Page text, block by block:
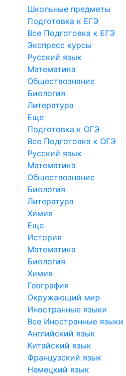
Школьные предметы
Подготовка к ЕГЭ
Все Подготовка к ЕГЭ
Экспресс курсы
Русский язык
Математика
Обществознание
Биология
Литература
Еще
Подготовка к ОГЭ
Все Подготовка к ОГЭ
Русский язык
Математика
Обществознание
Биология
Литература
Химия
Еще
История
Математика
Биология
Химия
География
Окружающий мир
Иностранные языки
Все Иностранные языки
Английский язык
Китайский язык
Французский язык
Немецкий язык